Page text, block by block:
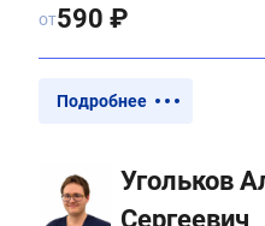
от590 ₽
Подробнее
Угольков
Сергеевич